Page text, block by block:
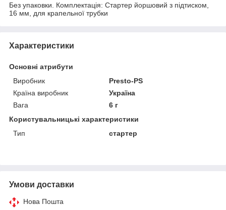
Без упаковки. Комплектація: Стартер йоршовий з підтиском,
16 мм, для крапельної трубки
Характеристики
Основні атрибути
Виробник
Presto-PS
Країна виробник
Україна
Вага
6 г
Користувальницькі характеристики
Тип
стартер
Умови доставки
Нова Пошта